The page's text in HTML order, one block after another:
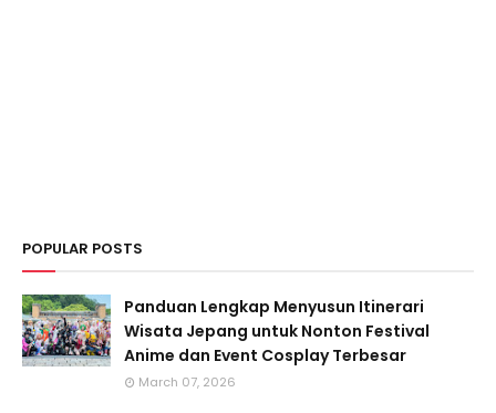
POPULAR POSTS
Panduan Lengkap Menyusun Itinerari
Wisata Jepang untuk Nonton Festival
Anime dan Event Cosplay Terbesar
March 07, 2026